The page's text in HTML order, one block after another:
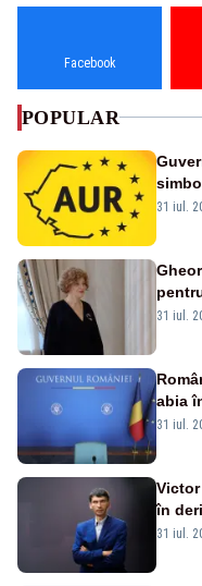
Facebook
POPULAR
31 iul.
31 iul.
abia
31 iul.
Victor
în
31 iul.